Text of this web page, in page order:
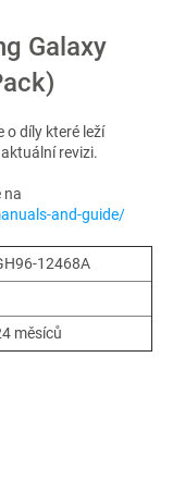
Galaxy
o díly které leží
revizi.
na
and-guide/
12468A
měsíců